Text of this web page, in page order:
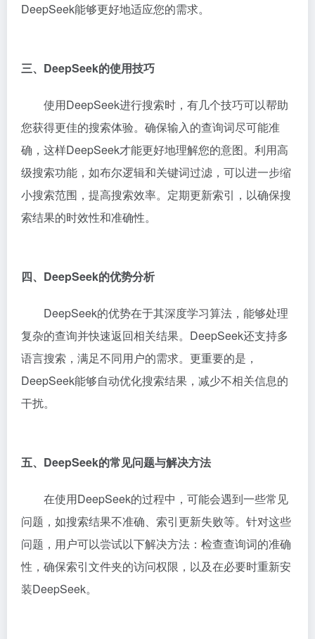
DeepSeek能够更好地适应您的需求。
三、DeepSeek的使用技巧
使用DeepSeek进行搜索时，有几个技巧可以帮助
您获得更佳的搜索体验。确保输入的查询词尽可能准
确，这样DeepSeek才能更好地理解您的意图。利用高
级搜索功能，如布尔逻辑和关键词过滤，可以进一步缩
小搜索范围，提高搜索效率。定期更新索引，以确保搜
索结果的时效性和准确性。
四、DeepSeek的优势分析
DeepSeek的优势在于其深度学习算法，能够处理
复杂的查询并快速返回相关结果。DeepSeek还支持多
语言搜索，满足不同用户的需求。更重要的是，
DeepSeek能够自动优化搜索结果，减少不相关信息的
干扰。
五、DeepSeek的常见问题与解决方法
在使用DeepSeek的过程中，可能会遇到一些常见
问题，如搜索结果不准确、索引更新失败等。针对这些
问题，用户可以尝试以下解决方法：检查查询词的准确
性，确保索引文件夹的访问权限，以及在必要时重新安
装DeepSeek。